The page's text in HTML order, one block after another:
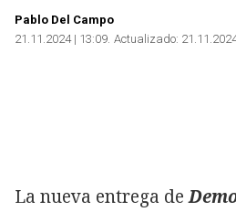
Pablo Del Campo
21.11.2024 | 13:09 Actualizado:
La nueva entrega de